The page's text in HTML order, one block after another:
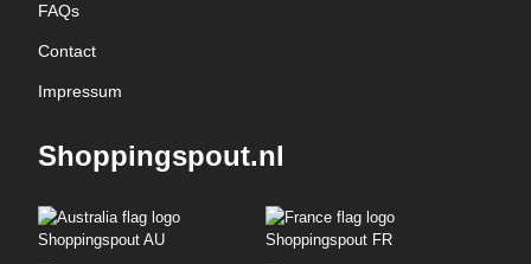
FAQs
Contact
Impressum
Shoppingspout.nl
Shoppingspout AU
Shoppingspout FR